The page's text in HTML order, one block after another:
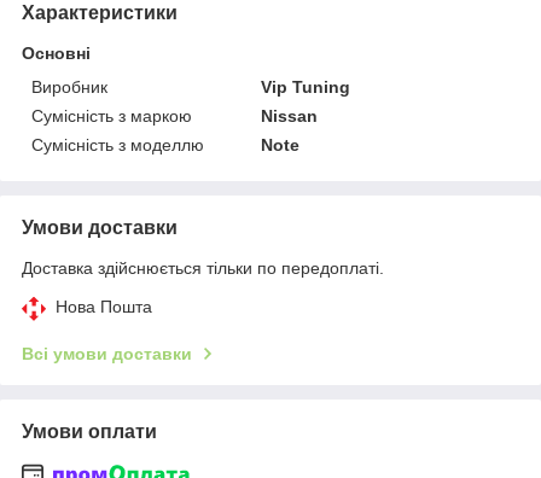
Характеристики
Основні
Виробник
Vip Tuning
Сумісність з маркою
Nissan
Сумісність з моделлю
Note
Умови доставки
Доставка здійснюється тільки по передоплаті.
Нова Пошта
Всі умови доставки
Умови оплати